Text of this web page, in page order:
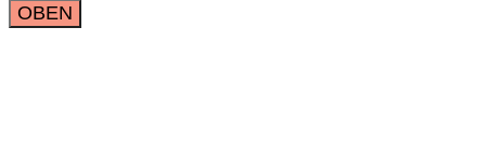
OBEN